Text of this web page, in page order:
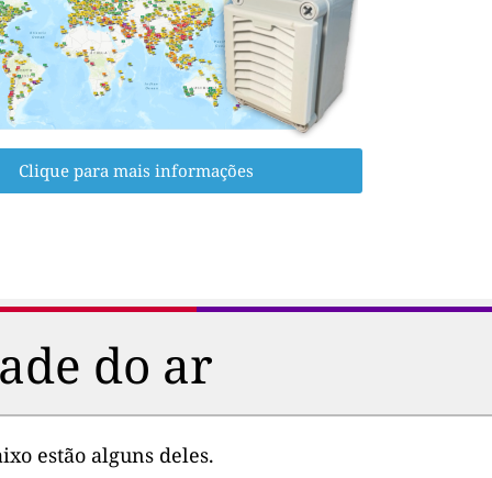
Clique para mais informações
do ar
estão alguns deles.